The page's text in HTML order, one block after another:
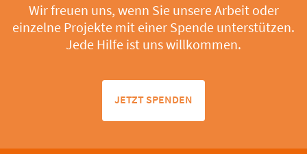
Wir freuen uns, wenn Sie unsere Arbeit oder
einzelne Projekte mit einer Spende unterstützen.
Jede Hilfe ist uns willkommen.
JETZT SPENDEN